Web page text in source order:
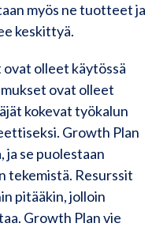
myös ne tuotteet ja
keskittyä.
olleet käytössä
ovat olleet
kokevat työkalun
Growth Plan
ja se puolestaan
tekemistä. Resurssit
pitääkin, jolloin
Growth Plan vie